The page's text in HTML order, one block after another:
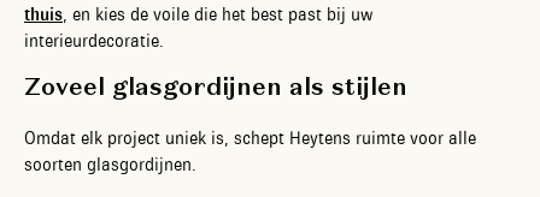
thuis, en kies de voile die het best past bij uw
interieurdecoratie.
Zoveel glasgordijnen als stijlen
Omdat elk project uniek is, schept Heytens ruimte voor alle
soorten glasgordijnen.